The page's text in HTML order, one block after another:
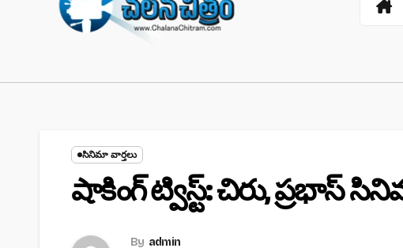
సినిమా వార్తలు
షాకింగ్ ట్విస్ట్: చిరు, ప్రభాస్
By admin